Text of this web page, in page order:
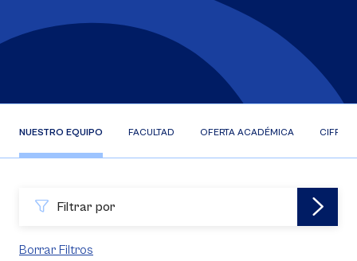
NUESTRO EQUIPO FACULTAD OFERTA ACADÉMICA CIFRAS
Filtrar por
Borrar Filtros